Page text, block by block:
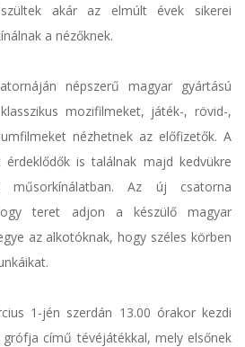
akár az elmúlt évek sikerei
a nézőknek.
népszerű magyar gyártású
mozifilmeket, játék-, rövid-,
nézhetnek az előfizetők. A
érdeklődők is találnak majd kedvükre
műsorkínálatban. Az új csatorna
teret adjon a készülő magyar
az alkotóknak, hogy széles körben
1-jén szerdán 13.00 órakor kezdi
című tévéjátékkal, mely elsőnek